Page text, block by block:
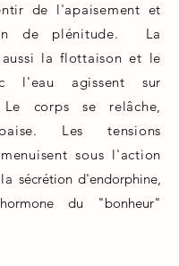
de l'apaisement et
de plénitude. La
la flottaison et le
l'eau agissent sur
Le corps se relâche,
Les tensions
sous l'action
sécrétion d'endorphine,
du "bonheur"